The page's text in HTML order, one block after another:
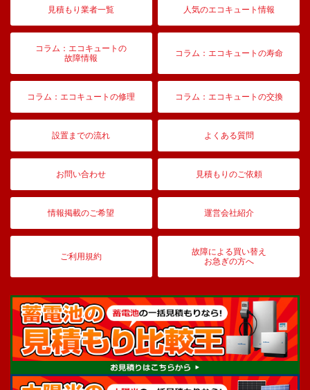
見積もり業者一覧 人気のエコキュート情報
コラム：エコキュートの
故障情報
コラム：エコキュートの寿命
コラム：エコキュートの修理 コラム：エコキュートの交換
設置までの流れ よくある質問
お問い合わせ 見積もりのご依頼
情報掲載のご希望 運営会社紹介
ご利用規約
故障による買い替え
お急ぎの方へ